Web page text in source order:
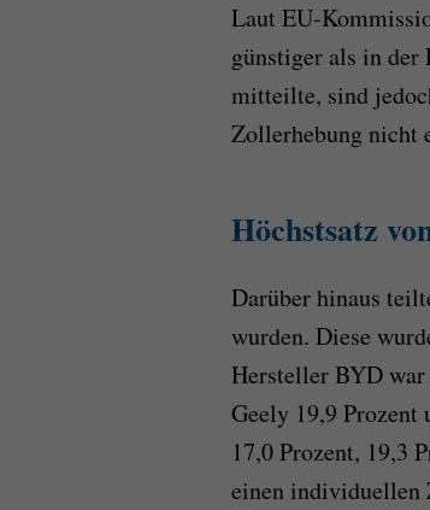
Laut EU-
günstiger als in
mitteilte, sind
Zollerhebung nicht
Höchstsatz
Darüber hinaus
wurden. Diese
Hersteller BYD
Geely 19,9 Prozent
17,0 Prozent, 19,3
einen individuellen